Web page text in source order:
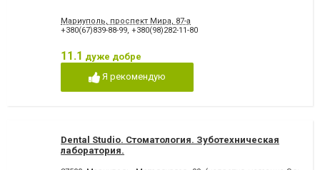
Мариуполь, проспект Мира, 87-а
+380(67)839-88-99, +380(98)282-11-80
11.1 дуже добре
Я рекомендую
Dental Studio. Cтоматология. Зуботехническая
лаборатория.